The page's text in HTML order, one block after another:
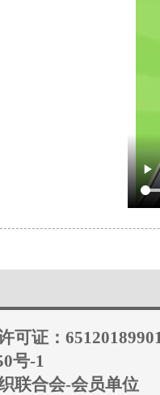
可证：
号-1
联合会-会员单位